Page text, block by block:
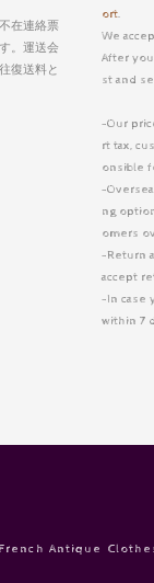
在連絡票
。運送会
復送料と
ort.
We
After
st and
-Our
rt tax,
onsible
-
ng
omers
-Return
accept
-In case
within 7
French Antique